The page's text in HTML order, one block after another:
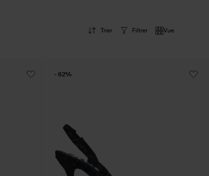
Filtrer Vue
Trier
- 62%